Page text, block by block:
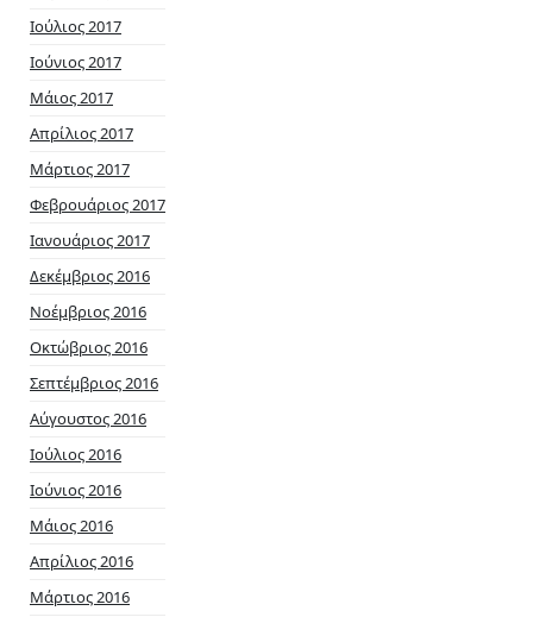
Ιούλιος 2017
Ιούνιος 2017
Μάιος 2017
Απρίλιος 2017
Μάρτιος 2017
Φεβρουάριος 2017
Ιανουάριος 2017
Δεκέμβριος 2016
Νοέμβριος 2016
Οκτώβριος 2016
Σεπτέμβριος 2016
Αύγουστος 2016
Ιούλιος 2016
Ιούνιος 2016
Μάιος 2016
Απρίλιος 2016
Μάρτιος 2016